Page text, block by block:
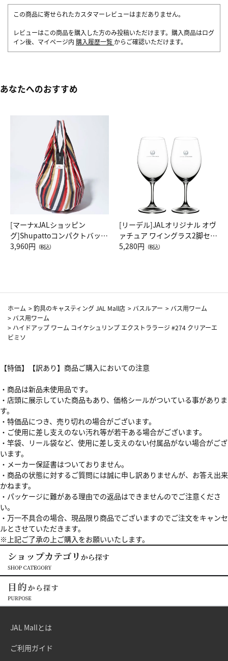
この商品に寄せられたカスタマーレビューはまだありません。
レビューはこの商品を購入した方のみ投稿いただけます。購入商品はログ
イン後、マイページ内 購入履歴一覧 からご確認いただけます。
あなたへのおすすめ
[マーナxJALショッピン
グ]Shupattoコンパクトバッグ
Drop JAL客室乗務員（LC）ス
3,960円 （税込）
[リーデル]JALオリジナル オヴ
ァチュア ワイングラス2脚セッ
ト（レッドワイン）
5,280円 （税込）
ホーム >釣具のキャスティング JAL Mall店 > バスルアー > バス用ワーム
> バス用ワーム
> ハイドアップ ワーム コイケシュリンプ エクストララージ #274 クリアーエ
ビミソ
【特価】【訳あり】商品ご購入においての注意
・商品は新品未使用品です。
・店頭に展示していた商品もあり、価格シールがついている事がありま
す。
・特価品につき、売り切れの場合がございます。
・ご使用に差し支えのない汚れ等が若干ある場合がございます。
・竿袋、リール袋など、使用に差し支えのない付属品がない場合がござ
います。
・メーカー保証書はついておりません。
・商品の状態に対するご質問には誠に申し訳ありませんが、お答え出来
かねます。
・パッケージに難がある理由での返品はできませんのでご注意くださ
い。
・万一不具合の場合、現品限り商品でございますのでご注文をキャンセ
ルとさせていただきます。
※上記ご了承の上ご購入をお願いいたします。
JAL Mallとは
ご利用ガイド